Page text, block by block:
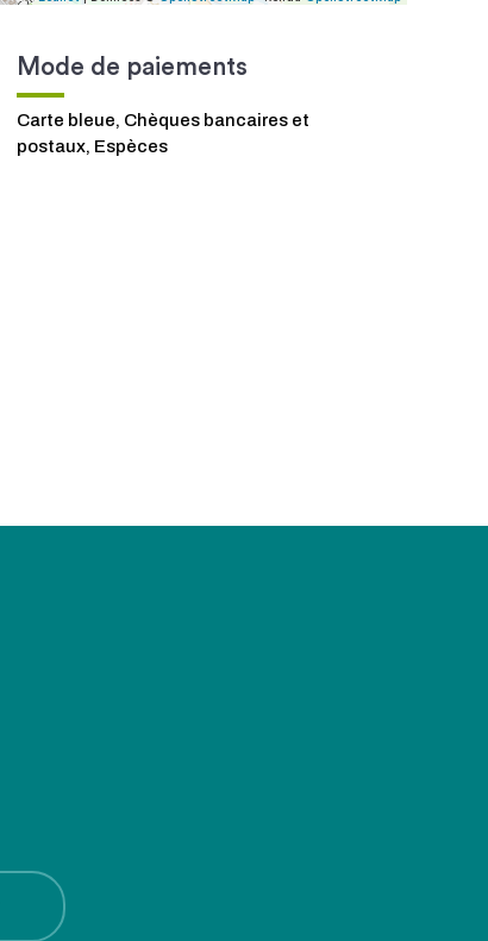
Mode de paiements
Carte bleue, Chèques bancaires et
postaux, Espèces